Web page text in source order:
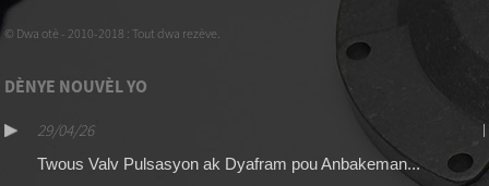
© Dwa otè - 2010-2018 : Tout dwa rezève.
DÈNYE NOUVÈL YO
29/04/26
Twous Valv Pulsasyon ak Dyafram pou Anbakeman...